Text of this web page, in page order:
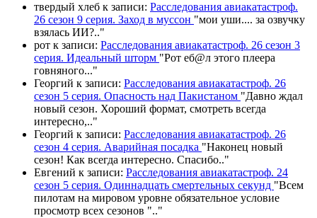
твердый хлеб к записи: Расследования авиакатастроф.
26 сезон 9 серия. Заход в муссон "мои уши.... за озвучку
взялась ИИ?.."
рот к записи: Расследования авиакатастроф. 26 сезон 3
серия. Идеальный шторм "Рот еб@л этого плеера
говняного..."
Георгий к записи: Расследования авиакатастроф. 26
сезон 5 серия. Опасность над Пакистаном "Давно ждал
новый сезон. Хороший формат, смотреть всегда
интересно,.."
Георгий к записи: Расследования авиакатастроф. 26
сезон 4 серия. Аварийная посадка "Наконец новый
сезон! Как всегда интересно. Спасибо.."
Евгений к записи: Расследования авиакатастроф. 24
сезон 5 серия. Одиннадцать смертельных секунд "Всем
пилотам на мировом уровне обязательное условие
просмотр всех сезонов ".."